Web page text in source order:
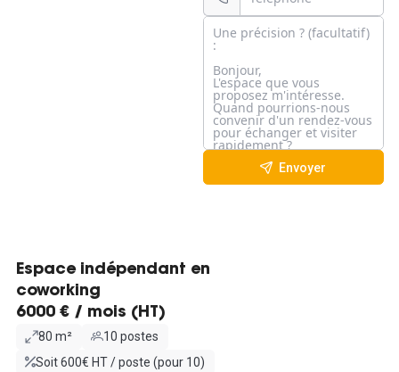
Envoyer
Espace indépendant en
coworking
6000 € / mois (HT)
80 m²
10 postes
Soit 600€ HT / poste (pour 10)